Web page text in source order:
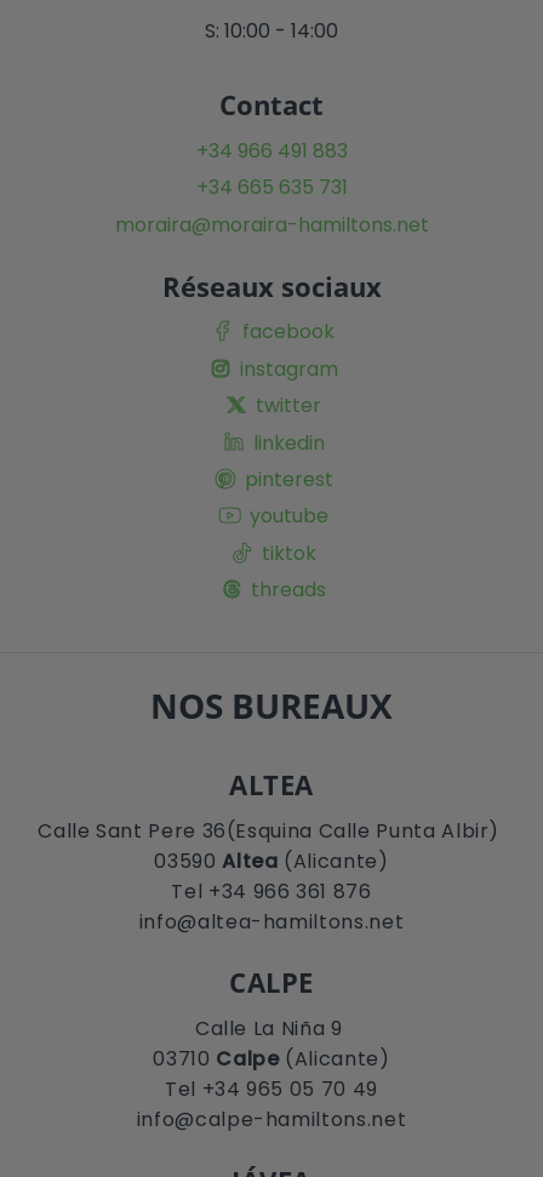
S: 10:00 - 14:00
Contact
+34 966 491 883
+34 665 635 731
moraira@moraira-hamiltons.net
Réseaux sociaux
facebook
instagram
twitter
linkedin
pinterest
youtube
tiktok
threads
NOS BUREAUX
ALTEA
Calle Sant Pere 36(Esquina Calle Punta Albir)
03590Altea (Alicante)
Tel +34 966 361 876
info@altea-hamiltons.net
CALPE
Calle La Niña 9
03710 Calpe(Alicante)
Tel +34 965 05 70 49
info@calpe-hamiltons.net